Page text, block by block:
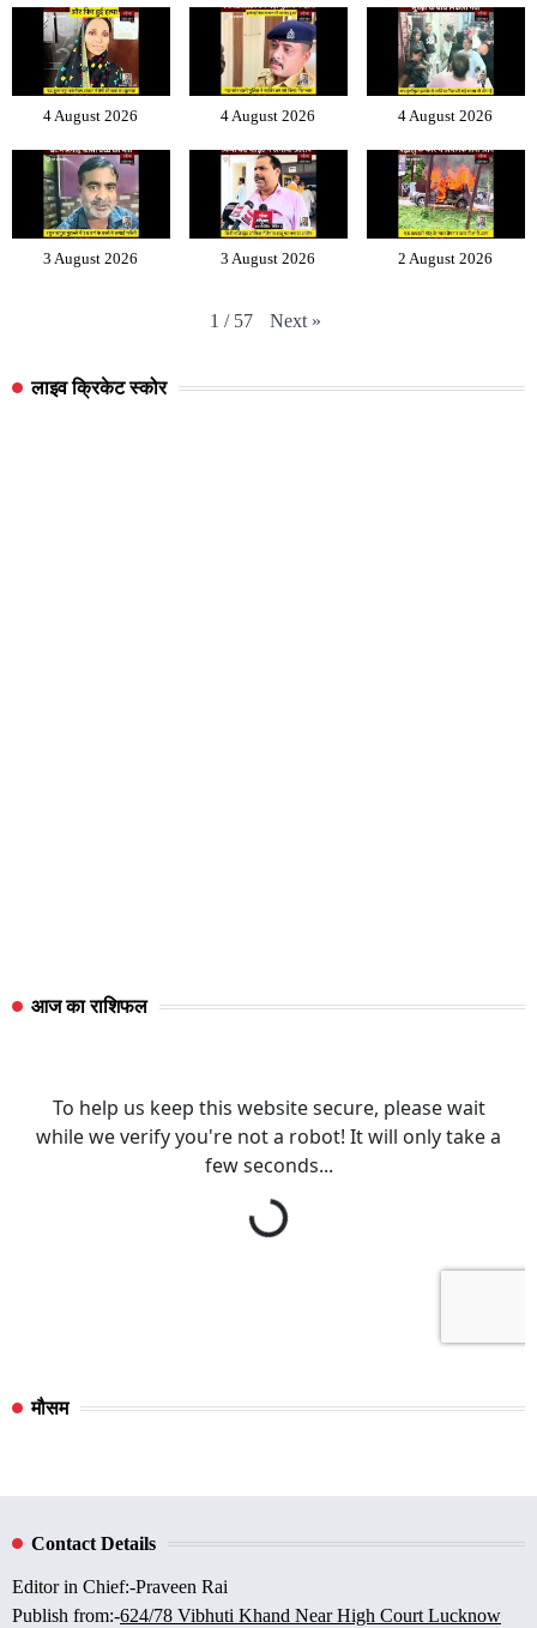
4 August 2026 4 August 2026 4 August 2026
3 August 2026 3 August 2026 2 August 2026
1 / 57 Next »
लाइव क्रिकेट स्कोर
आज का राशिफल
मौसम
Contact Details
Editor in Chief:-Praveen Rai
Publish from:-624/78 Vibhuti Khand Near High Court Lucknow